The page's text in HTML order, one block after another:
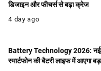
डिजाइन और फीचर्स से बढ़ा क्रेज
4 day ago
Battery Technology 2026:
स्मार्टफोन की बैटरी लाइफ में आएगा